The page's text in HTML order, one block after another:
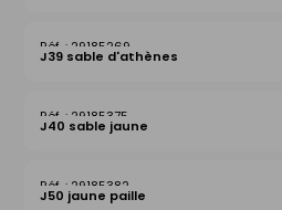
29185269
J39 sable d'athènes
29185375
J40 sable jaune
29185382
J50 jaune paille